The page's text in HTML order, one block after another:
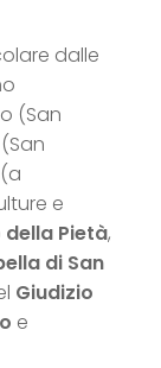
dalle
(San
e
Pietà,
di San
Giudizio
e